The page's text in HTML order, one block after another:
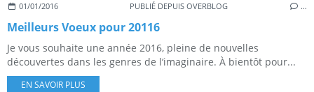
01/01/2016 PUBLIÉ DEPUIS OVERBLOG …
Meilleurs Voeux pour 20116
Je vous souhaite une année 2016, pleine de nouvelles
découvertes dans les genres de l‘imaginaire. À bientôt pour...
EN SAVOIR PLUS